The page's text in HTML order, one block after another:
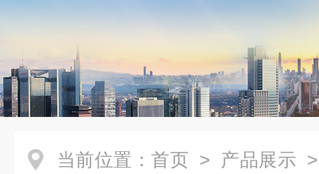
当前位置： 首页 > 产品展示